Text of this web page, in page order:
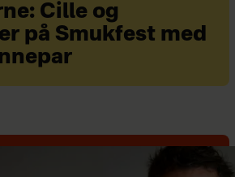
Cille og
på Smukfest med